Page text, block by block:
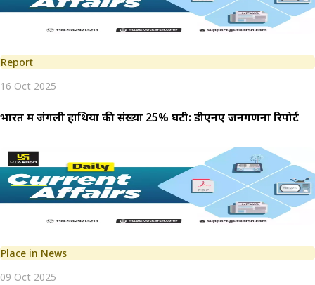
Report
16 Oct 2025
भारत में जंगली हाथियों की संख्या 25% घटी: डीएनए जनगणना रिपोर्ट
Place in News
09 Oct 2025